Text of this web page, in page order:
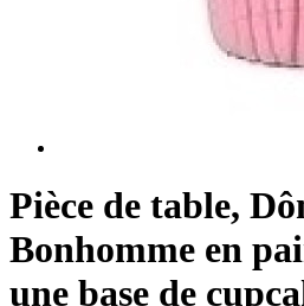
Pièce de table,
Bonhomme en
une base de